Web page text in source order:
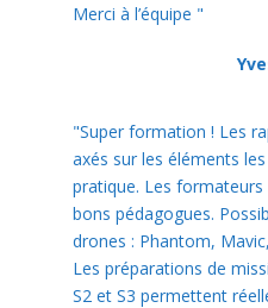
Merci à l’équipe "
"Super formation ! Les
axés sur les éléments
pratique. Les
bons pédagogues.
drones : Phantom,
Les préparations de
S2 et S3 permettent